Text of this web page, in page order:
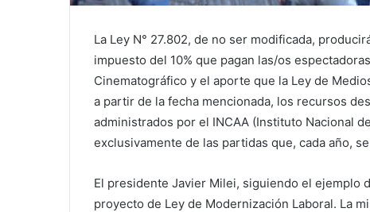
La Ley N° 27.802, de no ser modificada,
impuesto del 10% que pagan las/os
Cinematográfico y el aporte que la Ley de
a partir de la fecha mencionada, los recursos
administrados por el INCAA (Instituto Nacional
exclusivamente de las partidas que, cada año,
El presidente Javier Milei, siguiendo el ejemplo
proyecto de Ley de Modernización Laboral. La